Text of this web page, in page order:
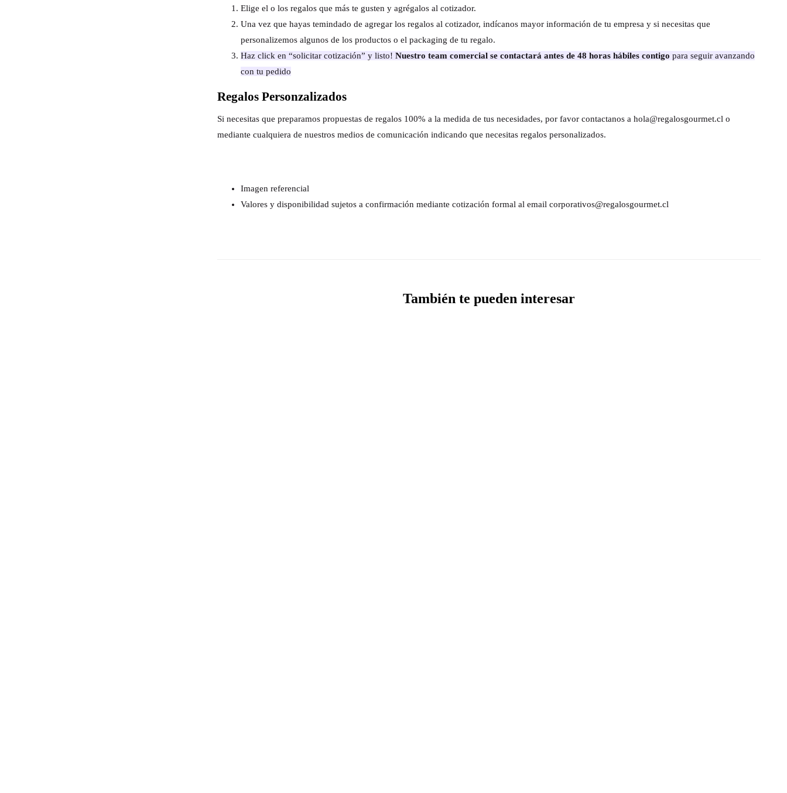
Elige el o los regalos que más te gusten y agrégalos al cotizador.
Una vez que hayas temindado de agregar los regalos al cotizador, indícanos mayor información de tu empresa y si necesitas que
personalizemos algunos de los productos o el packaging de tu regalo.
Haz click en “solicitar cotización” y listo! Nuestro team comercial se contactará antes de 48 horas hábiles contigo para seguir avanzando
con tu pedido
Regalos Personzalizados
Si necesitas que preparamos propuestas de regalos 100% a la medida de tus necesidades, por favor contactanos a hola@regalosgourmet.cl o
mediante cualquiera de nuestros medios de comunicación indicando que necesitas regalos personalizados.
Imagen referencial
Valores y disponibilidad sujetos a confirmación mediante cotización formal al email corporativos@regalosgourmet.cl
También te pueden interesar